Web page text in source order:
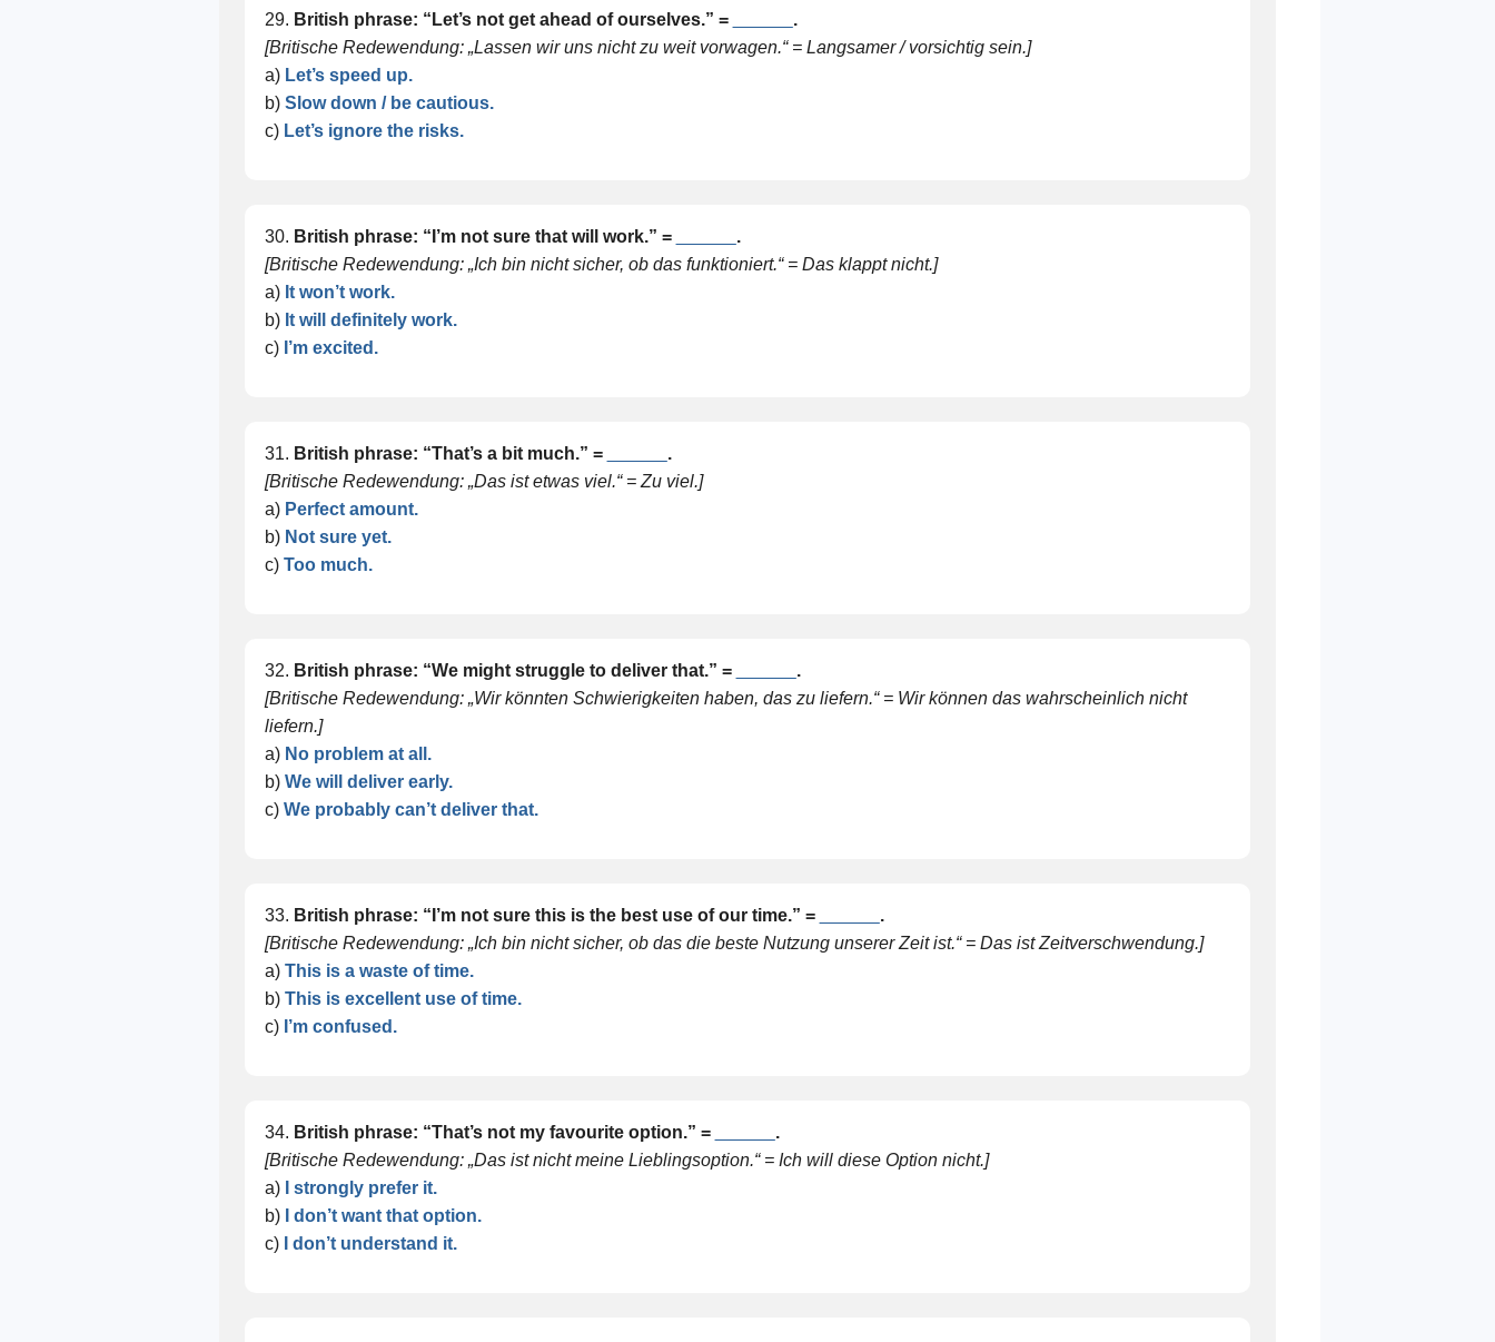
29. British phrase: “Let’s not get ahead of ourselves.” =
.
[Britische Redewendung: „Lassen wir uns nicht zu weit vorwagen.“ = Langsamer / vorsichtig sein.]
a) Let’s speed up.
b) Slow down / be cautious.
c) Let’s ignore the risks.
30. British phrase: “I’m not sure that will work.” =
.
[Britische Redewendung: „Ich bin nicht sicher, ob das funktioniert.“ = Das klappt nicht.]
a) It won’t work.
b) It will definitely work.
c) I’m excited.
31. British phrase: “That’s a bit much.” =
.
[Britische Redewendung: „Das ist etwas viel.“ = Zu viel.]
a) Perfect amount.
b) Not sure yet.
c) Too much.
32. British phrase: “We might struggle to deliver that.” =
.
[Britische Redewendung: „Wir könnten Schwierigkeiten haben, das zu liefern.“ = Wir können das wahrscheinlich nicht
liefern.]
a) No problem at all.
b) We will deliver early.
c) We probably can’t deliver that.
33. British phrase: “I’m not sure this is the best use of our time.” =
.
[Britische Redewendung: „Ich bin nicht sicher, ob das die beste Nutzung unserer Zeit ist.“ = Das ist Zeitverschwendung.]
a) This is a waste of time.
b) This is excellent use of time.
c) I’m confused.
34. British phrase: “That’s not my favourite option.” =
.
[Britische Redewendung: „Das ist nicht meine Lieblingsoption.“ = Ich will diese Option nicht.]
a)
I strongly prefer it.
b)
I don’t want that option.
c)
I don’t understand it.